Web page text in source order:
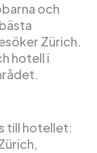
och
Zürich.
hotell i
till hotellet: